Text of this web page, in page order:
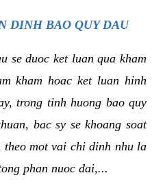
DINH BAO QUY DAU
se duoc ket luan qua kham
kham hoac ket luan hinh
trong tinh huong bao quy
bac sy se khoang soat
mot vai chi dinh nhu la
phan nuoc dai,...